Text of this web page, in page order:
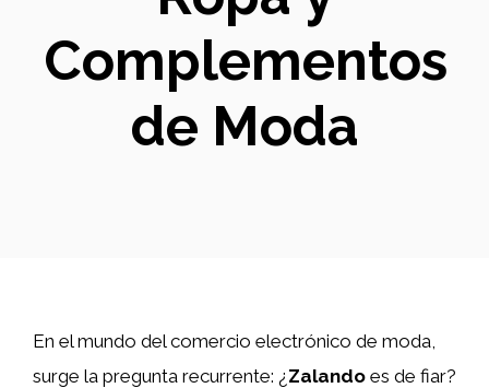
Complementos
de Moda
En el mundo del comercio electrónico de moda,
surge la pregunta recurrente: ¿ Zalando es de fiar?